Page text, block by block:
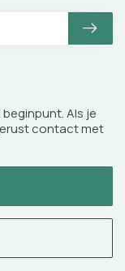
beginpunt. Als je
contact met